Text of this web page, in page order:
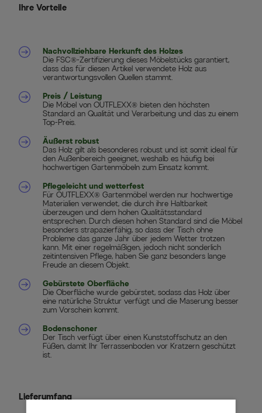
Ihre Vorteile
Nachvollziehbare Herkunft des Holzes
Die FSC®-Zertifizierung dieses Möbelstücks garantiert,
dass das für diesen Artikel verwendete Holz aus
verantwortungsvollen Quellen stammt.
Preis / Leistung
Die Möbel von OUTFLEXX® bieten den höchsten
Standard an Qualität und Verarbeitung und das zu einem
Top-Preis.
Äußerst robust
Das Holz gilt als besonderes robust und ist somit ideal für
den Außenbereich geeignet, weshalb es häufig bei
hochwertigen Gartenmöbeln zum Einsatz kommt.
Pflegeleicht und wetterfest
Für OUTFLEXX® Gartenmöbel werden nur hochwertige
Materialien verwendet, die durch ihre Haltbarkeit
überzeugen und dem hohen Qualitätsstandard
entsprechen. Durch diesen hohen Standard sind die Möbel
besonders strapazierfähig, so dass der Tisch ohne
Probleme das ganze Jahr über jedem Wetter trotzen
kann. Mit einer regelmäßigen, jedoch nicht sonderlich
zeitintensiven Pflege, haben Sie ganz besonders lange
Freude an diesem Objekt.
Gebürstete Oberfläche
Die Oberfläche wurde gebürstet, sodass das Holz über
eine natürliche Struktur verfügt und die Maserung besser
zum Vorschein kommt.
Bodenschoner
Der Tisch verfügt über einen Kunststoffschutz an den
Füßen, damit Ihr Terrassenboden vor Kratzern geschützt
ist.
Lieferumfang